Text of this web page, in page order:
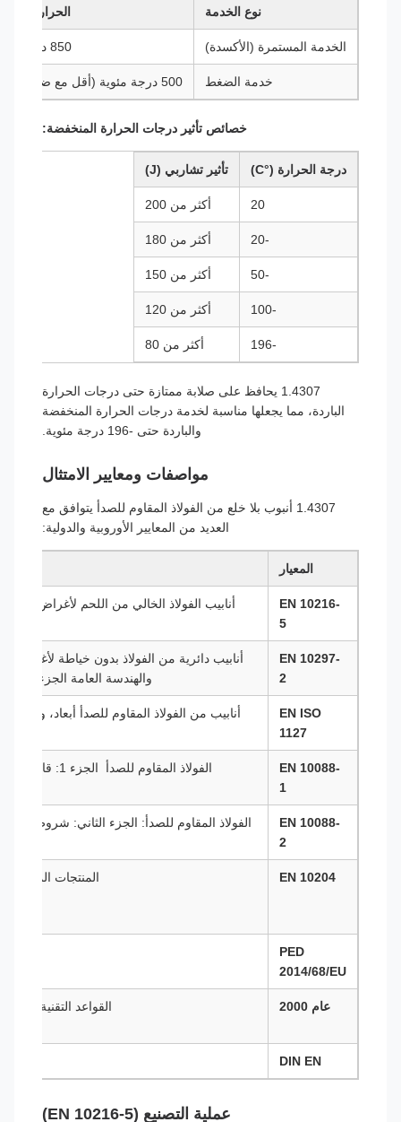
نوع الخدمة الحرارة
الخدمة المستمرة (الأكسدة) 850 درجة مئوية
خدمة الضغط 500 درجة مئوية (أقل مع ضغط أعلى)
خصائص تأثير درجات الحرارة المنخفضة:
درجة الحرارة (°C) تأثير تشاربي (J)
20 أكثر من 200
-20 أكثر من 180
-50 أكثر من 150
-100 أكثر من 120
-196 أكثر من 80
1.4307 يحافظ على صلابة ممتازة حتى درجات الحرارة
الباردة، مما يجعلها مناسبة لخدمة درجات الحرارة المنخفضة
والباردة حتى -196 درجة مئوية.
مواصفات ومعايير الامتثال
1.4307 أنبوب بلا خلع من الفولاذ المقاوم للصدأ يتوافق مع
العديد من المعايير الأوروبية والدولية:
المعيار
EN 10216-
5
EN 10297-
2
أنابيب دائرية من الفولاذ بدون خياطة لأغراض
والهندسة العامة الجزء 2: الفولاذ المقاوم للصدأ
EN ISO
1127
أنابيب من الفولاذ المقاوم للصدأ أبعاد،
EN 10088-
1
الفولاذ المقاوم للصدأ ️ الجزء 1: قائمة الفولاذ المقاوم للصدأ
EN 10088-
2
الفولاذ المقاوم للصدأ: الجزء الثاني: شروط
EN 10204 المنتجات المعدنية
PED
2014/68/EU
عام 2000 القواعد التقنية
DIN EN
عملية التصنيع (EN 10216-5)